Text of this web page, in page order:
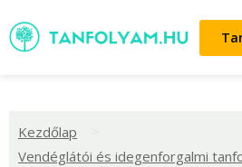
Kezdőlap
Vendéglátói és idegenforgalmi